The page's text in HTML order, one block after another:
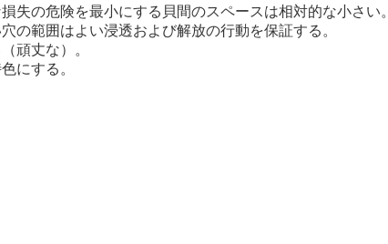
の危険を最小にする貝間のスペースは相対的な小さい。
の範囲はよい浸透および解放の行動を保証する。
頑丈な）。
にする。